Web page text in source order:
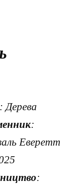
: Дерева
:
Еверетт
: